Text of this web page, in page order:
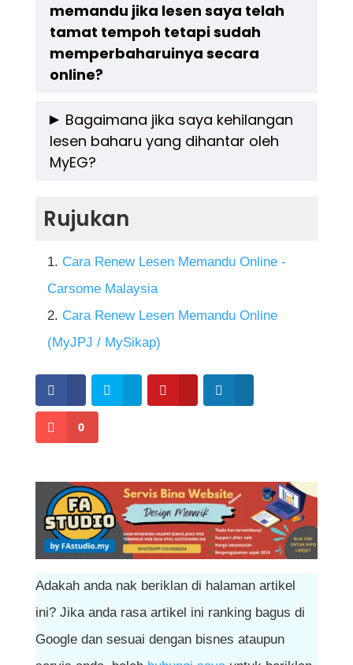
lesen fizikal, dan tiada versi digital yang sah
digunakan.
memandu jika lesen saya telah
tamat tempoh tetapi sudah
memperbaharuinya secara
online?
Tidak disarankan. Walaupun pembaharuan
telah dilakukan secara online, anda perlu
menunggu lesen baharu diterima sebelum
Bagaimana jika saya kehilangan
lesen baharu yang dihantar oleh
MyEG?
proses penghantaran, anda perlu
menghubungi MyEG atau JPJ untuk tindakan
lanjut.
Rujukan
Cara Renew Lesen Memandu Online -
Carsome Malaysia
Cara Renew Lesen Memandu Online
(MyJPJ / MySikap)
0
Adakah anda nak beriklan di halaman artikel
ini? Jika anda rasa artikel ini ranking bagus di
Google dan sesuai dengan bisnes ataupun